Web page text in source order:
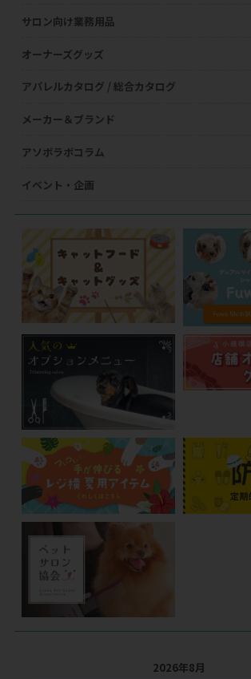
サロン向け業務用品
オーナーズグッズ
アパレルカタログ / 総合カタログ
メーカー＆ブランド
アソボラボコラム
イベント・企画
2026年8月